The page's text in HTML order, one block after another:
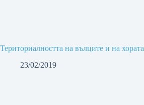
Териториалността на вълците и на хората
23/02/2019